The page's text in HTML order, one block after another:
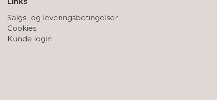
Salgs- og leveringsbetingelser
Cookies
Kunde login